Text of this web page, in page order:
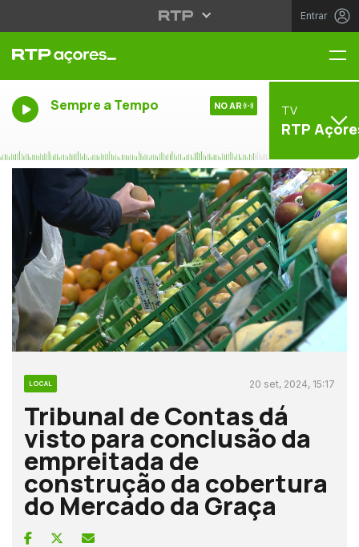
Entrar
Sempre a Tempo NO AR TV
RTP
LOCAL 20 set, 2024, 15:17
Tribunal de Contas dá
visto para conclusão da
empreitada de
construção da cobertura
do Mercado da Graça